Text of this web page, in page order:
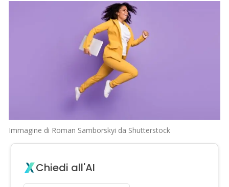
Immagine di Roman Samborskyi da Shutterstock
Chiedi all'AI